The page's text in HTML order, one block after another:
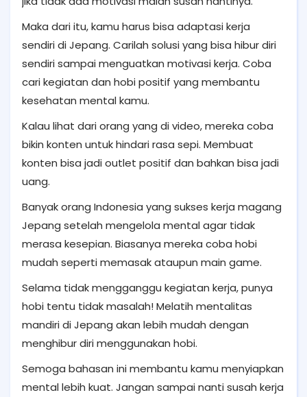
Maka dari itu, kamu harus bisa adaptasi kerja
sendiri di Jepang. Carilah solusi yang bisa hibur diri
sendiri sampai menguatkan motivasi kerja. Coba
cari kegiatan dan hobi positif yang membantu
kesehatan mental kamu.
Kalau lihat dari orang yang di video, mereka coba
bikin konten untuk hindari rasa sepi. Membuat
konten bisa jadi outlet positif dan bahkan bisa jadi
uang.
Banyak orang Indonesia yang sukses kerja magang
Jepang setelah mengelola mental agar tidak
merasa kesepian. Biasanya mereka coba hobi
mudah seperti memasak ataupun main game.
Selama tidak mengganggu kegiatan kerja, punya
hobi tentu tidak masalah! Melatih mentalitas
mandiri di Jepang akan lebih mudah dengan
menghibur diri menggunakan hobi.
Semoga bahasan ini membantu kamu menyiapkan
mental lebih kuat. Jangan sampai nanti susah kerja